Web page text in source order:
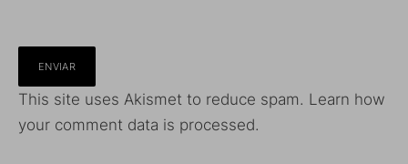
This site uses Akismet to reduce spam. Learn how
your comment data is processed.